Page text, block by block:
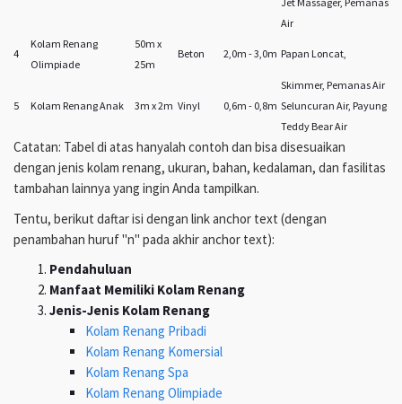
Air
4
Kolam Renang
Olimpiade
50m x
25m
Beton 2,0m - 3,0m Papan Loncat,
Skimmer, Pemanas Air
5
Kolam Renang Anak 3m x 2m Vinyl 0,6m - 0,8m Seluncuran Air, Payung
Teddy Bear Air
Catatan: Tabel di atas hanyalah contoh dan bisa disesuaikan
dengan jenis kolam renang, ukuran, bahan, kedalaman, dan fasilitas
tambahan lainnya yang ingin Anda tampilkan.
Tentu, berikut daftar isi dengan link anchor text (dengan
penambahan huruf "n" pada akhir anchor text):
Pendahuluan
Manfaat Memiliki Kolam Renang
Jenis-Jenis Kolam Renang
Kolam Renang Pribadi
Kolam Renang Komersial
Kolam Renang Spa
Kolam Renang Olimpiade